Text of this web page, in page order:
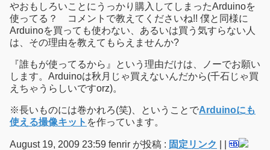
やおもしろいことにうっかり購入してしまったArduinoを
使ってる？ コメントで教えてくださいね!! 僕と同様に
Arduinoを買っても使わない、あるいは買う気すらない人
は、その理由を教えてもらえませんか?
『誰もが使ってるから』という理由だけは、ノーでお願い
します。Arduinoは秋月じゃ買えないんだから(千石じゃ買
えちゃうらしいですorz)。
※長いものには巻かれろ(笑)、ということでArduinoにも
使える撮像キット を作っています。
August 19, 2009 23:59 fenrir が投稿 : 固定リンク